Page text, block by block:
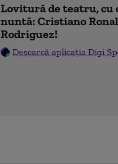
Lovitură de teatru, cu
nuntă: Cristiano
Rodriguez!
Descarcă aplicația Digi